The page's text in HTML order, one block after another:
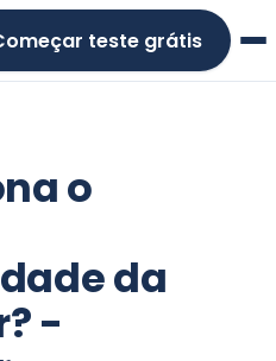
teste grátis
o
da
-